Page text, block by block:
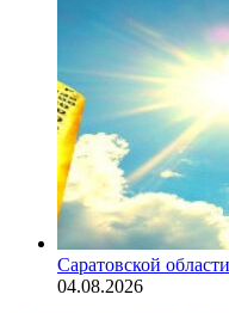
Саратовской
04.08.2026